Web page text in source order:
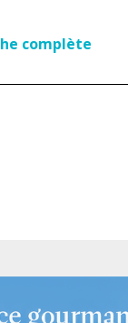
complète